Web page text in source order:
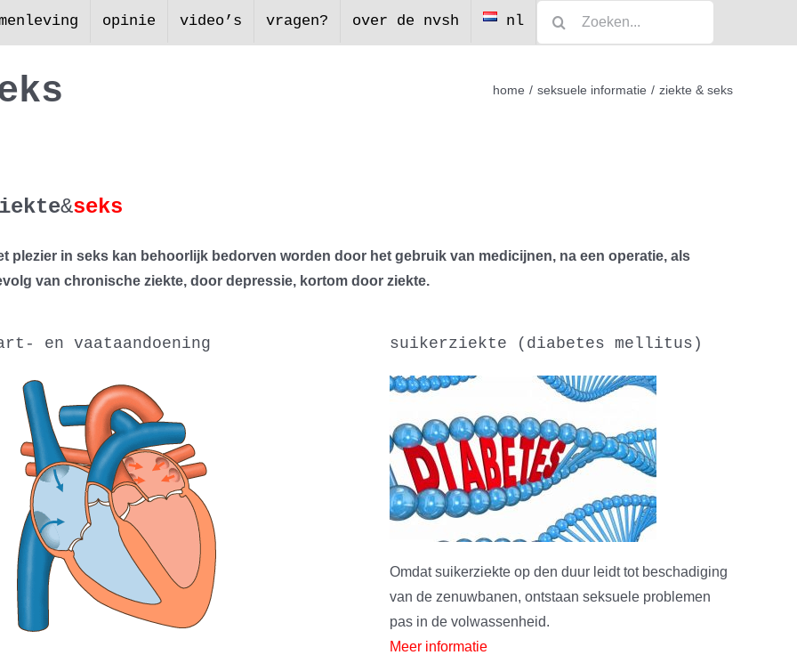
opinie video’s vragen? over de nvsh nl
naar:
home seksuele informatie ziekte & seks
ks
&seks
plezier in seks kan behoorlijk bedorven worden door het gebruik van medicijnen, na een operatie, als
van chronische ziekte, door depressie, kortom door ziekte.
en vaataandoening suikerziekte (diabetes mellitus)
Omdat suikerziekte op den duur leidt tot beschadiging
van de zenuwbanen, ontstaan seksuele problemen
pas in de volwassenheid.
Meer informatie